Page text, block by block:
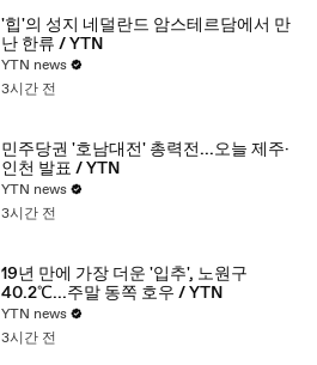
'힙'의 성지 네덜란드 암스테르담에서 만
난 한류 / YTN
YTN news
3시간 전
민주당권 '호남대전' 총력전...오늘 제주·
인천 발표 / YTN
YTN news
3시간 전
19년 만에 가장 더운 '입추', 노원구
40.2℃...주말 동쪽 호우 / YTN
YTN news
3시간 전